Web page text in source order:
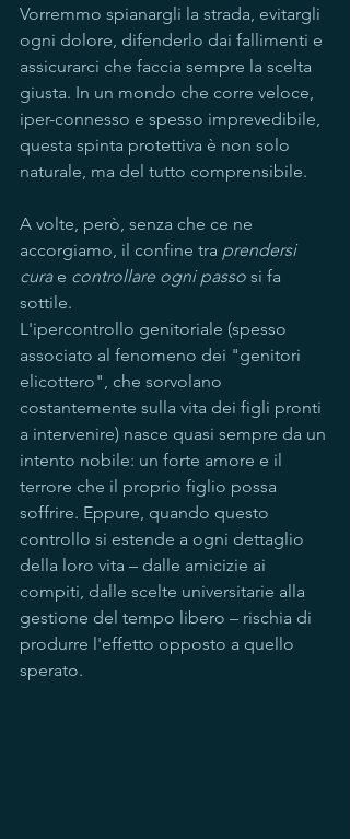
Vorremmo spianargli la strada, evitargli
ogni dolore, difenderlo dai fallimenti e
assicurarci che faccia sempre la scelta
giusta. In un mondo che corre veloce,
iper-connesso e spesso imprevedibile,
questa spinta protettiva è non solo
naturale, ma del tutto comprensibile.
A volte, però, senza che ce ne
accorgiamo, il confine tra prendersi
cura e controllare ogni passo si fa
sottile.
L'ipercontrollo genitoriale (spesso
associato al fenomeno dei "genitori
elicottero", che sorvolano
costantemente sulla vita dei figli pronti
a intervenire) nasce quasi sempre da un
intento nobile: un forte amore e il
terrore che il proprio figlio possa
soffrire. Eppure, quando questo
controllo si estende a ogni dettaglio
della loro vita – dalle amicizie ai
compiti, dalle scelte universitarie alla
gestione del tempo libero – rischia di
produrre l'effetto opposto a quello
sperato.